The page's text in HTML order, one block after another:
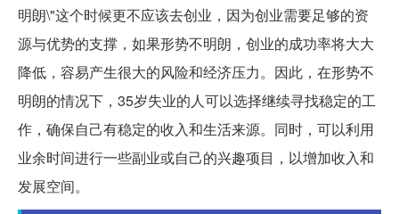
明朗\"这个时候更不应该去创业，因为创业需要足够的资
源与优势的支撑，如果形势不明朗，创业的成功率将大大
降低，容易产生很大的风险和经济压力。因此，在形势不
明朗的情况下，35岁失业的人可以选择继续寻找稳定的工
作，确保自己有稳定的收入和生活来源。同时，可以利用
业余时间进行一些副业或自己的兴趣项目，以增加收入和
发展空间。